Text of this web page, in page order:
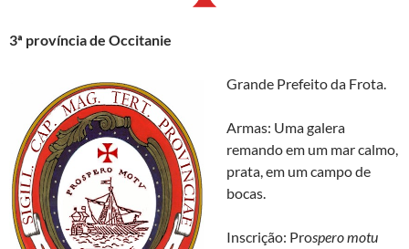
3ª província de Occitanie
Grande Prefeito da Frota.
Armas: Uma galera
remando em um mar calmo,
prata, em um campo de
bocas.
Inscrição: Prospero motu